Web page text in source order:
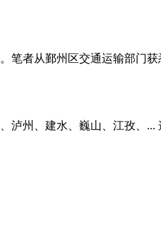
者从鄞州区交通运输部门获
州、建水、巍山、江孜、